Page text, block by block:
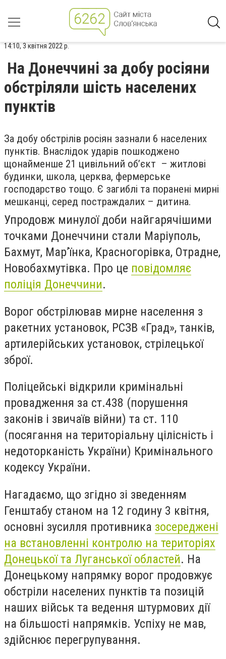
14:10, 3 квітня 2022 р.
На Донеччині за добу росіяни
обстріляли шість населених
пунктів
За добу обстрілів росіян зазнали 6 населених
пунктів. Внаслідок ударів пошкоджено
щонайменше 21 цивільний об’єкт – житлові
будинки, школа, церква, фермерське
господарство тощо. Є загиблі та поранені мирні
мешканці, серед постраждалих – дитина.
Упродовж минулої доби найгарячішими
точками Донеччини стали Маріуполь,
Бахмут, Мар’їнка, Красногорівка, Отрадне,
Новобахмутівка. Про це повідомляє
поліція Донеччини.
Ворог обстрілював мирне населення з
ракетних установок, РСЗВ «Град», танків,
артилерійських установок, стрілецької
зброї.
Поліцейські відкрили кримінальні
провадження за ст.438 (порушення
законів і звичаїв війни) та ст. 110
(посягання на територіальну цілісність і
недоторканість України) Кримінального
кодексу України.
Нагадаємо, що згідно зі зведенням
Генштабу станом на 12 годину 3 квітня,
основні зусилля противника зосереджені
на встановленні контролю на територіях
Донецької та Луганської областей. На
Донецькому напрямку ворог продовжує
обстріли населених пунктів та позицій
наших військ та ведення штурмових дії
на більшості напрямків. Успіху не мав,
здійснює перегрупування.